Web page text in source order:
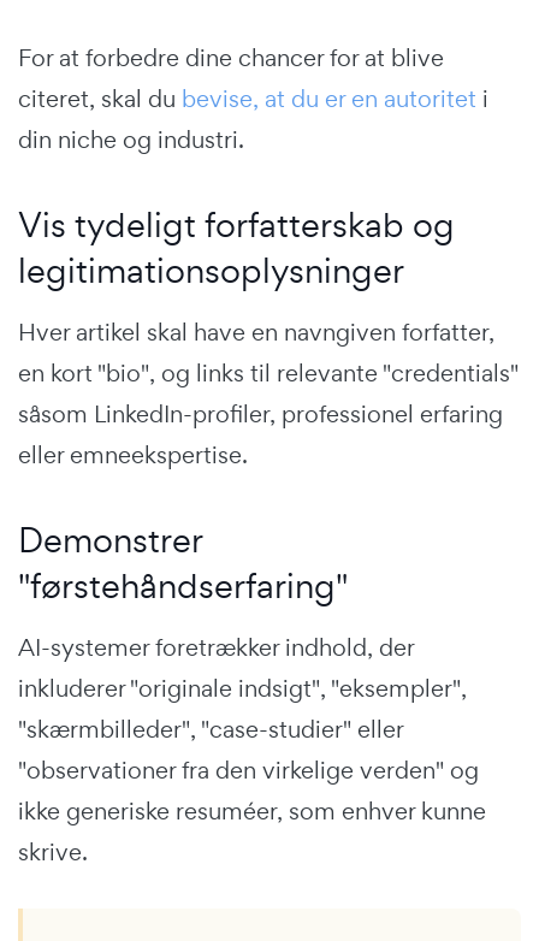
For at forbedre dine chancer for at blive
citeret, skal du bevise, at du er en autoritet i
din niche og industri.
Vis tydeligt forfatterskab og
legitimationsoplysninger
Hver artikel skal have en navngiven forfatter,
en kort "bio", og links til relevante "credentials"
såsom LinkedIn-profiler, professionel erfaring
eller emneekspertise.
Demonstrer
"førstehåndserfaring"
AI-systemer foretrækker indhold, der
inkluderer "originale indsigt", "eksempler",
"skærmbilleder", "case-studier" eller
"observationer fra den virkelige verden" og
ikke generiske resuméer, som enhver kunne
skrive.